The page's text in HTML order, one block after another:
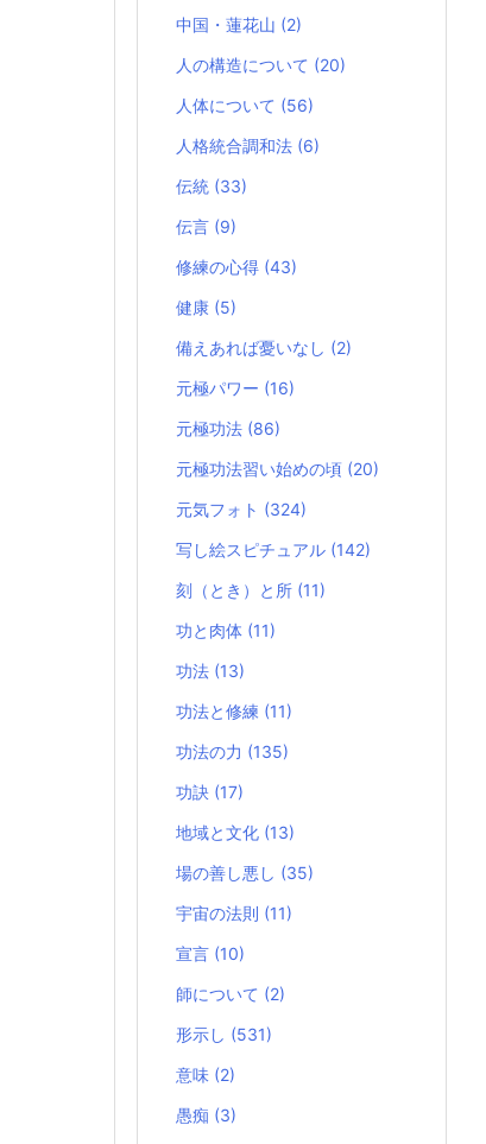
中国・蓮花山 (2)
人の構造について (20)
人体について (56)
人格統合調和法 (6)
伝統 (33)
伝言 (9)
修練の心得 (43)
健康 (5)
備えあれば憂いなし (2)
元極パワー (16)
元極功法 (86)
元極功法習い始めの頃 (20)
元気フォト (324)
写し絵スピチュアル (142)
刻（とき）と所 (11)
功と肉体 (11)
功法 (13)
功法と修練 (11)
功法の力 (135)
功訣 (17)
地域と文化 (13)
場の善し悪し (35)
宇宙の法則 (11)
宣言 (10)
師について (2)
形示し (531)
意味 (2)
愚痴 (3)